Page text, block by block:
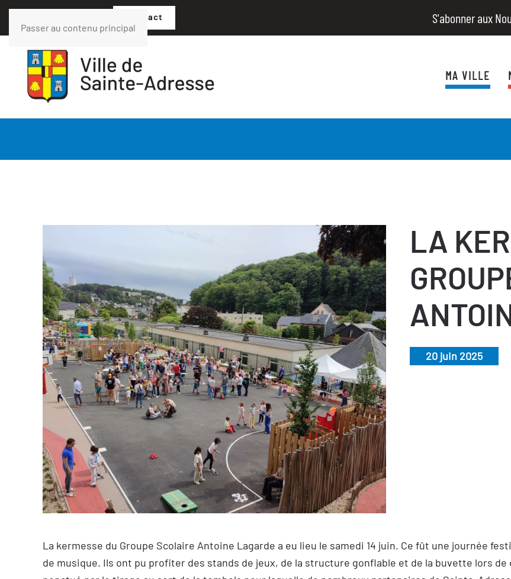
Passer au contenu principal
Contact S'abonner aux
MA VILLE
LA
20 juin 2025
La kermesse du Groupe Scolaire Antoine Lagarde a eu lieu le samedi 14 juin. Ce fût une journée
de musique. Ils ont pu profiter des stands de jeux, de la structure gonflable et de la buvette lors